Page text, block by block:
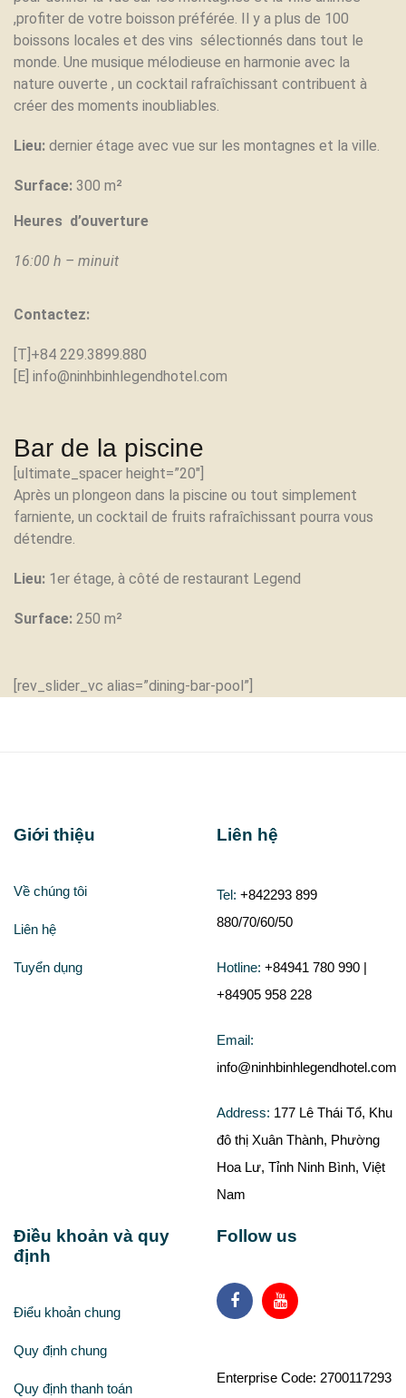
,profiter de votre boisson préférée. Il y a plus de 100
boissons locales et des vins sélectionnés dans tout le
monde. Une musique mélodieuse en harmonie avec la
nature ouverte , un cocktail rafraîchissant contribuent à
créer des moments inoubliables.
Lieu: dernier étage avec vue sur les montagnes et la ville.
Surface: 300 m²
Heures d’ouverture
16:00 h – minuit
Contactez:
[T]+84 229.3899.880
[E] info@ninhbinhlegendhotel.com
Bar de la piscine
[ultimate_spacer height=”20″]
Après un plongeon dans la piscine ou tout simplement
farniente, un cocktail de fruits rafraîchissant pourra vous
détendre.
Lieu: 1er étage, à côté de restaurant Legend
Surface: 250 m²
[rev_slider_vc alias=”dining-bar-pool”]
Giới thiệu
Về chúng tôi
Liên hệ
Tuyển dụng
Liên hệ
Tel: +842293 899
880/70/60/50
Hotline: +84941 780 990 |
+84905 958 228
Email:
info@ninhbinhlegendhotel.com
Address: 177 Lê Thái Tổ, Khu
đô thị Xuân Thành, Phường
Hoa Lư, Tỉnh Ninh Bình, Việt
Nam
Điều khoản và quy
định
Điểu khoản chung
Quy định chung
Quy định thanh toán
Follow us
Enterprise Code: 2700117293